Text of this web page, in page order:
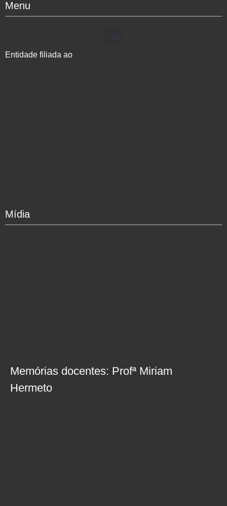
Menu
Entidade filiada ao
Mídia
Memórias docentes: Profª Miriam
Hermeto